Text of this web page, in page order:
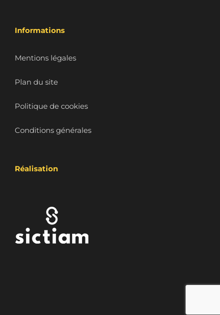
Informations
Mentions légales
Plan du site
Politique de cookies
Conditions générales
Réalisation